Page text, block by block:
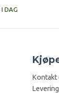
I DAG
Kontakt